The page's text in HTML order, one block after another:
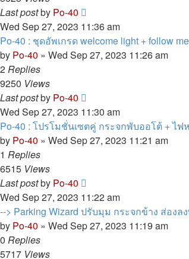
Last postby Po-40
Wed Sep 27, 2023 11:36 am
Po-40 : ชุดอัพเกรด welcome light + follow
by Po-40 » Wed Sep 27, 2023 11:26 am
2Replies
9250 Views
Last postby Po-40
Wed Sep 27, 2023 11:30 am
Po-40 : โปรโมชั่นเซตคู่ กระจกพับออโต้ + ไฟ
by Po-40 » Wed Sep 27, 2023 11:21 am
1 Replies
6515 Views
Last postby Po-40
Wed Sep 27, 2023 11:22 am
--> Parking Wizard ปรับมุม กระจกข้าง ส่องล
by Po-40 » Wed Sep 27, 2023 11:19 am
0 Replies
5717 Views